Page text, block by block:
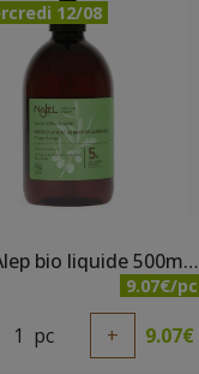
12/08
Savon Alep bio liquide 500ml Najel
9.07€/pc
1 pc + 9.07€